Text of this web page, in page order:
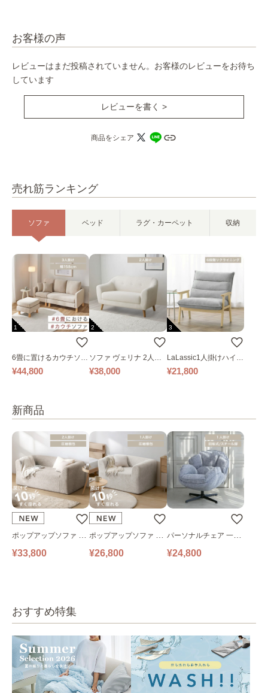
売れ筋ランキング
ソファ ベッド ラグ・カーペット 収納
1
6畳に置けるカウチソフ
ァ｜ベージュ
¥44,800
2
ソファ ヴェリナ 2人掛
け
¥38,000
3
LaLassic1人掛けハイバ
ックソファ ワイド
¥21,800
新商品
ポップアップソファ ソ
ファ フロアソファ 幅14
¥33,800
ポップアップソファ ソ
ファ フロアソファ 幅10
¥26,800
パーソナルチェア 一人
掛けソファ O’HANA ソ
¥24,800
おすすめ特集
お客様の声
レビューはまだ投稿されていません。お客様のレビューをお待ち
しています
レビューを書く >
商品をシェア